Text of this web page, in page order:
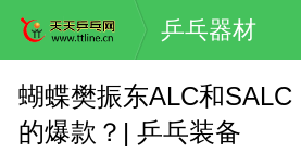
乒乓器材
蝴蝶樊振东ALC和SALC
的爆款？| 乒乓装备